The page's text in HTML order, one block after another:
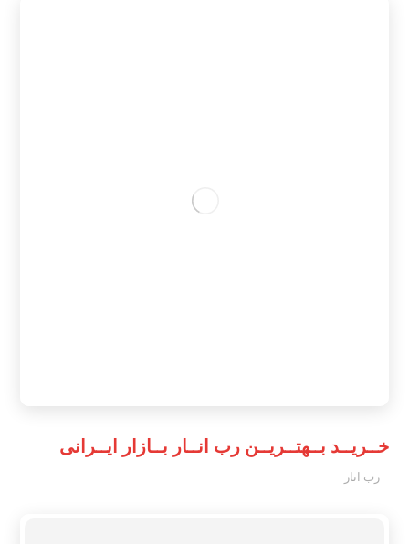
خــریــد بــهتــریــن رب انــار بــازار ایــرانی
رب انار